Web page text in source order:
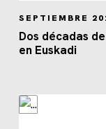
SEPTIEMBRE
Dos décadas
en Euskadi